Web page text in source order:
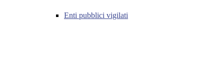
Enti pubblici vigilati